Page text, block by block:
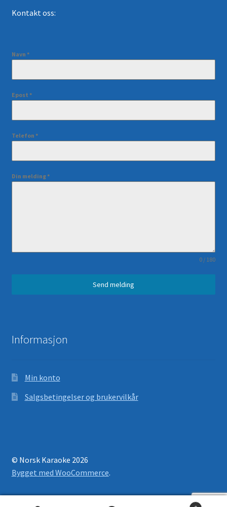
Kontakt oss:
Navn *
Epost *
Telefon *
Din melding*
0 / 180
Send melding
Informasjon
Min konto
Salgsbetingelser og brukervilkår
© Norsk Karaoke 2026
Bygget med WooCommerce.